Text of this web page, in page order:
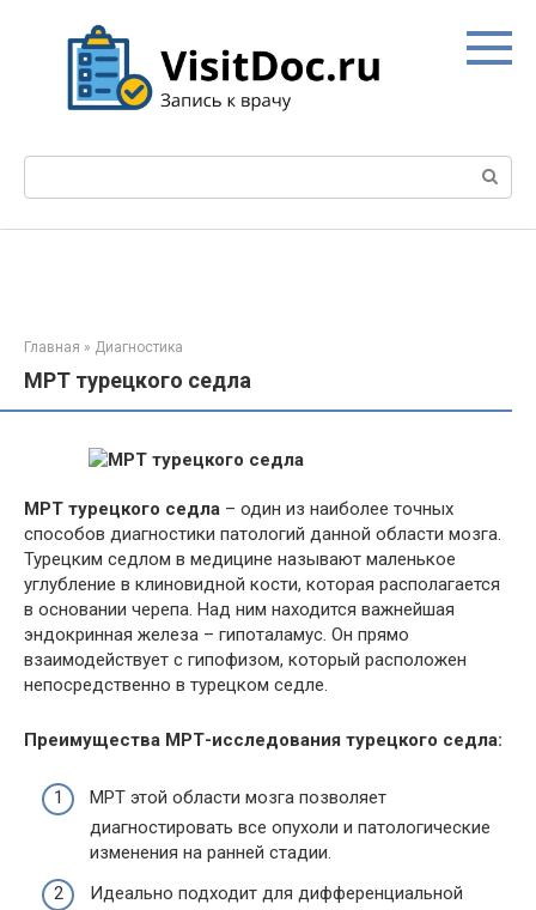
Поиск:
Главная » Диагностика
МРТ турецкого седла
МРТ турецкого седла – один из наиболее точных
способов диагностики патологий данной области мозга.
Турецким седлом в медицине называют маленькое
углубление в клиновидной кости, которая располагается
в основании черепа. Над ним находится важнейшая
эндокринная железа – гипоталамус. Он прямо
взаимодействует с гипофизом, который расположен
непосредственно в турецком седле.
Преимущества МРТ-исследования турецкого седла:
МРТ этой области мозга позволяет
диагностировать все опухоли и патологические
изменения на ранней стадии.
Идеально подходит для дифференциальной